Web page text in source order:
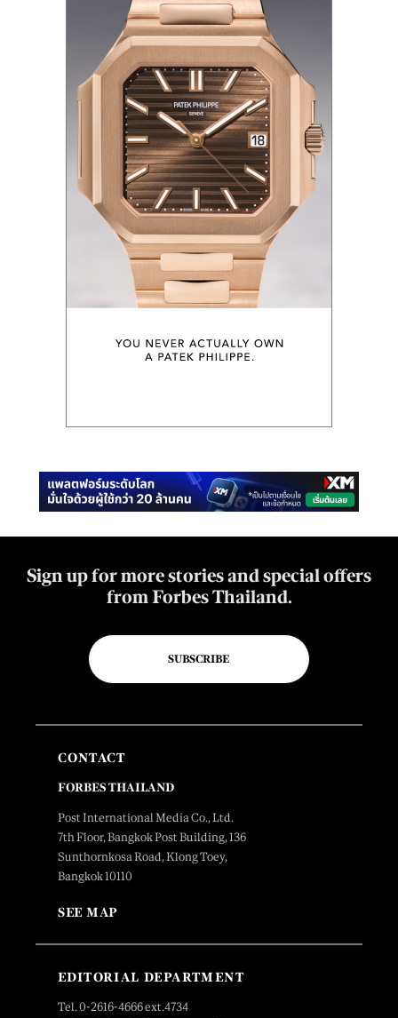
Sign up for more stories and special offers
from Forbes Thailand.
SUBSCRIBE
CONTACT
FORBES THAILAND
Post International Media Co., Ltd.
7th Floor, Bangkok Post Building, 136
Sunthornkosa Road, Klong Toey,
Bangkok 10110
SEE MAP
EDITORIAL DEPARTMENT
Tel. 0-2616-4666 ext.4734